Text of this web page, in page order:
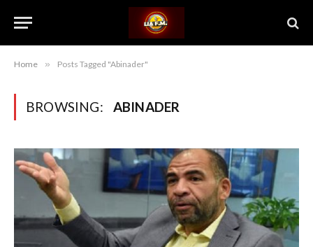
Home » Posts Tagged "Abinader"
BROWSING: ABINADER